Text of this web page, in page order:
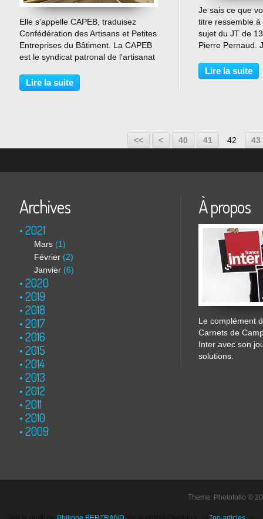
…
Elle s'appelle CAPEB, traduisez
Confédération des Artisans et Petites
Entreprises du Bâtiment. La CAPEB
est le syndicat patronal de l'artisanat
regroupe toutes les petites
structures, en moyenne de 3 salariés
Lire la suite
Je sais ce que
titre ressemble
sujet du JT de
Pierre Pernaud.
Comminges en
Isabelle Estrade
Lire la suite
<< < 10
20
30
40 41 42 43
Archives
2021
Mars (1)
Février (2)
Janvier (6)
2020
2019
2018
2017
2016
2015
2014
2013
2012
2011
2010
2009
À propos
Le complément
Carnets de
Inter avec son
solutions.
Theme: Photofolio ©